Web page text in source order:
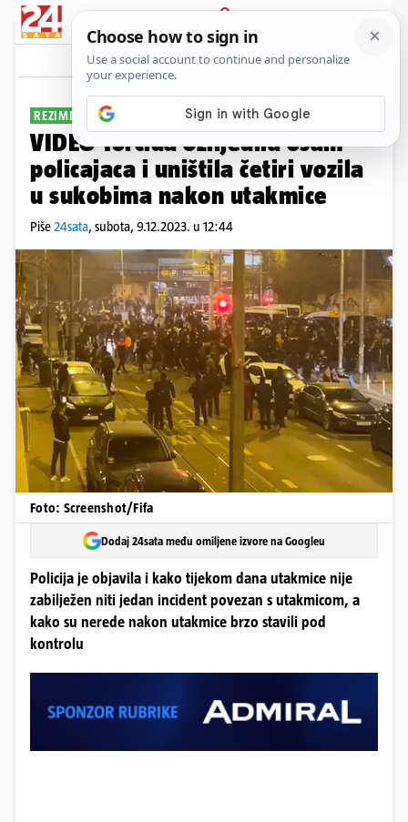
PRIJAVA
Sport Komentari
REZIME
VIDEO Torcida ozlijedila osam
policajaca i uništila četiri vozila
u sukobima nakon utakmice
Piše24sata, subota, 9.12.2023. u 12:44
Foto: Screenshot/Fifa
Dodaj 24sata među omiljene izvore na Googleu
Policija je objavila i kako tijekom dana utakmice nije
zabilježen niti jedan incident povezan s utakmicom, a
kako su nerede nakon utakmice brzo stavili pod
kontrolu